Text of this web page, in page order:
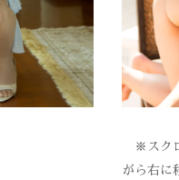
※スクロ
がら右に